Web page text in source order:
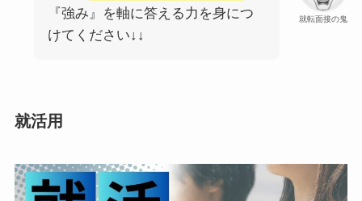
就転面接の鬼
『強み』を軸に答える力を身につ
けてください↓↓
就活用